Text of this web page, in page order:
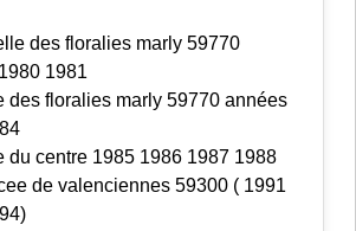
des floralies marly 59770
1981
des floralies marly 59770 années
du centre 1985 1986 1987 1988
de valenciennes 59300 ( 1991